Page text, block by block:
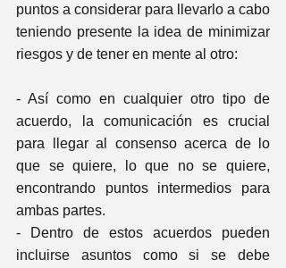
puntos a considerar para llevarlo a cabo
teniendo presente la idea de minimizar
riesgos y de tener en mente al otro:
- Así como en cualquier otro tipo de
acuerdo, la comunicación es crucial
para llegar al consenso acerca de lo
que se quiere, lo que no se quiere,
encontrando puntos intermedios para
ambas partes.
- Dentro de estos acuerdos pueden
incluirse asuntos como si se debe